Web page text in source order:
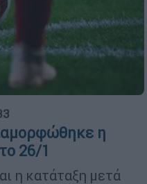
η
26/1
η κατάταξη μετά